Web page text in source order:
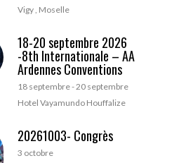
Vigy , Moselle
18-20 septembre 2026
-8th Internationale – AA
Ardennes Conventions
18 septembre-20 septembre
Hotel Vayamundo Houffalize
20261003- Congrès
3 octobre